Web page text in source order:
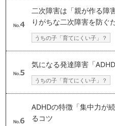
二次障害は「親が作る障
りがちな二次障害を防ぐ
うちの子「育てにくい子」？
気になる発達障害「ADHD
うちの子「育てにくい子」？
ADHDの特徴「集中力が
るコツ